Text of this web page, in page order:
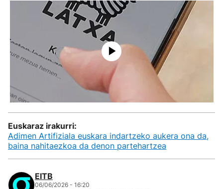
Euskaraz irakurri:
Adimen Artifiziala euskara indartzeko aukera ona da,
baina nahitaezkoa da denon partehartzea
EITB
06/06/2026 - 16:20